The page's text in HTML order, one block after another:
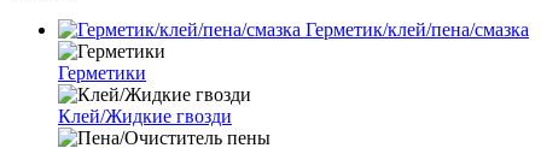
Герметик/клей/пена/смазка
Герметики
Клей/Жидкие гвозди